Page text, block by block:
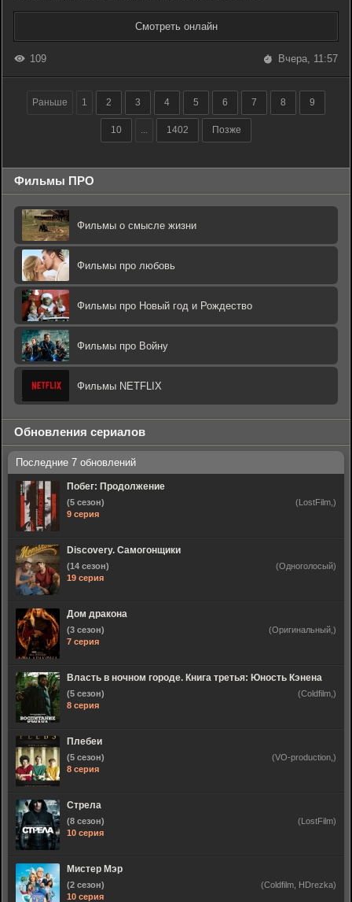
Смотреть онлайн
109 Вчера, 11:57
Раньше 1 2 3 4 5 6 7 8 9
10 ... 1402 Позже
Фильмы ПРО
Фильмы о смысле жизни
Фильмы про любовь
Фильмы про Новый год и Рождество
Фильмы про Войну
Фильмы NETFLIX
Обновления сериалов
Побег: Продолжение
(5 сезон)
9 серия
(LostFilm,)
Discovery. Самогонщики
(14 сезон)
19 серия
(Одноголосый)
Дом дракона
(3 сезон)
7 серия
(Оригинальный,)
Власть в ночном городе. Книга третья: Юность Кэнена
(5 сезон)
8 серия
(Coldfilm,)
Плебеи
(5 сезон)
8 серия
(VO-production,)
Стрела
(8 сезон)
10 серия
(LostFilm)
Мистер Мэр
(2 сезон)
10 серия
(Coldfilm, HDrezka)